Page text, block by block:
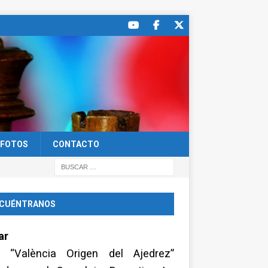
FOTOS CONTACTO
“València Origen del Ajedrez”